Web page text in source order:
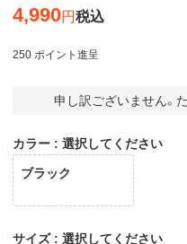
4,990 税込
250 ポイント進呈
申し訳ございません。
カラー 選択してください
ブラック
サイズ 選択してください